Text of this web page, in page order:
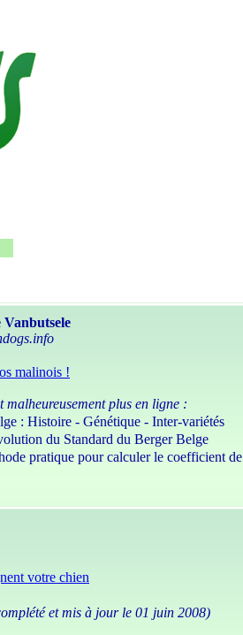
malinois !
malheureusement plus en ligne :
: Histoire - Génétique - Inter-variétés
du Standard du Berger Belge
pratique pour calculer le coefficient de
votre chien
et mis à jour le 01 juin 2008)